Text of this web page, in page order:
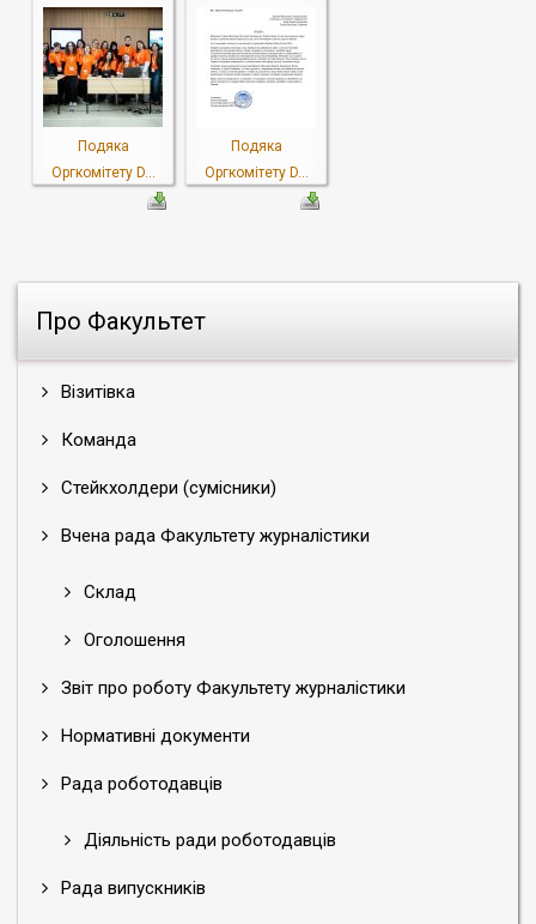
Про Факультет
Візитівка
Команда
Стейкхолдери (сумісники)
Вчена рада Факультету журналістики
Склад
Оголошення
Звіт про роботу Факультету журналістики
Нормативні документи
Рада роботодавців
Діяльність ради роботодавців
Рада випускників
Подяка
Оргкомітету D...
Подяка
Оргкомітету D...